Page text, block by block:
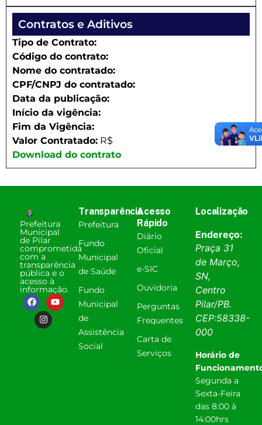
Contratos e Aditivos
Tipo de Contrato:
Código do contrato:
Nome do contratado:
CPF/CNPJ do contratado:
Data da publicação:
Início da vigência:
Fim da Vigência:
Valor Contratado: R$
Download do contrato
Prefeitura
Municipal
de Pilar
comprometida
com a
transparência
pública e o
acesso à
informação.
Transparência
Prefeitura
Fundo
Municipal
de Saúde
Fundo
Municipal
de
Assistência
Social
Acesso
Rápido
Diário
Oficial
e-SIC
Ouvidoria
Perguntas
Frequentes
Carta de
Serviços
Localização
Endereço:
Praça 31
de Março,
SN,
Centro
Pilar/PB.
CEP:58338-
000
Horário de
Segunda a
Sexta-Feira
das 8:00 à
14:00hrs